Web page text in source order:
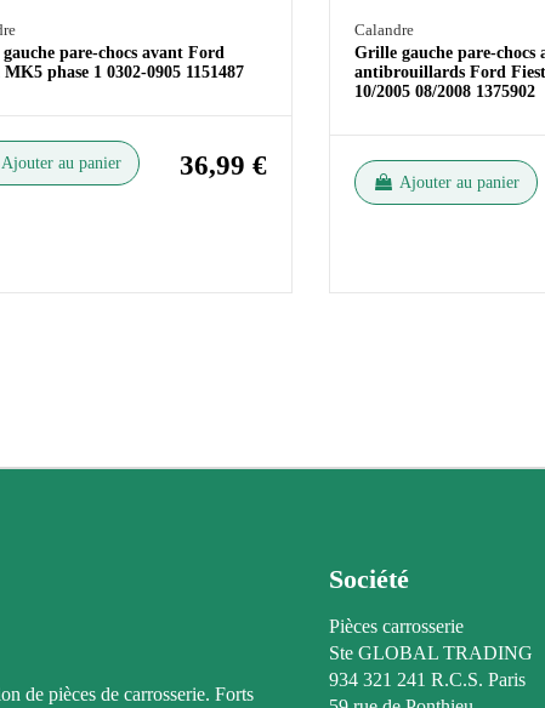
pare-chocs avant Ford
MK5 phase 1 0302-0905 1151487
Ajouter au panier 36,99 €
Calandre
Grille gauche pare-chocs
antibrouillards Ford
10/2005 08/2008 1375902
Ajouter au panier
de pièces de carrosserie. Forts
Société
Pièces carrosserie
Ste GLOBAL TRADING
934 321 241 R.C.S. Paris